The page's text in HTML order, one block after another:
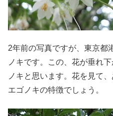
2年前の写真ですが、東京都
ノキです。この、花が垂れ
ノキと思います。花を見て
エゴノキの特徴でしょう。